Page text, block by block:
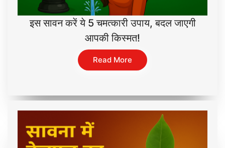
इस सावन करें ये 5 चमत्कारी उपाय, बदल जाएगी
आपकी किस्मत!
Read More